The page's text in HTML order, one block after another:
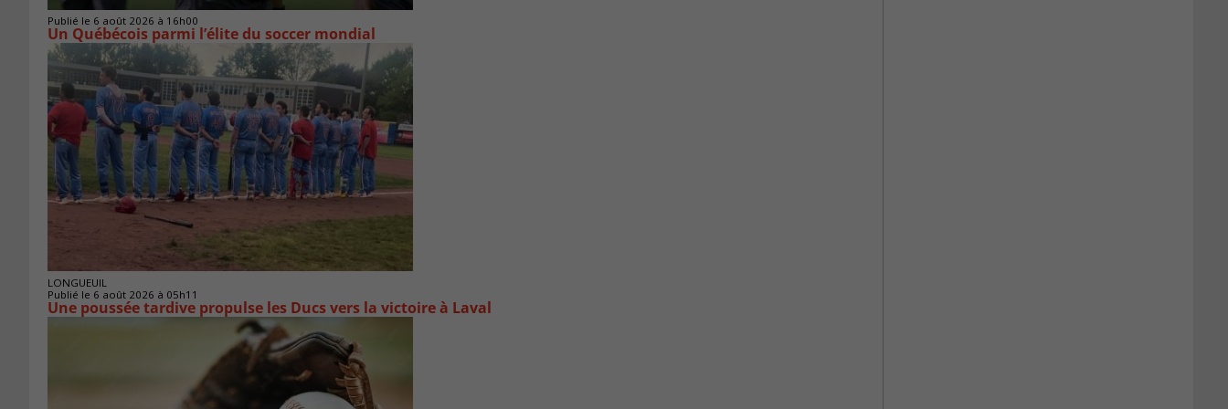
Publié le 6 août 2026 à 16h00
Un Québécois parmi l’élite du soccer mondial
LONGUEUIL
Publié le 6 août 2026 à 05h11
Une poussée tardive propulse les Ducs vers la victoire à Laval